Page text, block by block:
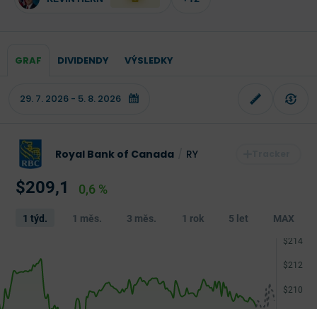
GRAF DIVIDENDY VÝSLEDKY
Royal Bank of Canada RY
$209,1 0,6 %
1 týd. 1 měs. 3 měs. 1 rok 5 let MAX